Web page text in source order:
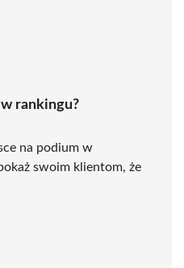
rankingu?
na podium w
swoim klientom, że